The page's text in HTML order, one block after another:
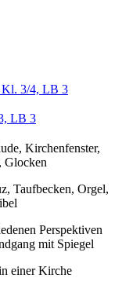
3/4, LB 3
LB 3
Kirchenfenster,
Glocken
Taufbecken, Orgel,
Perspektiven
mit Spiegel
einer Kirche